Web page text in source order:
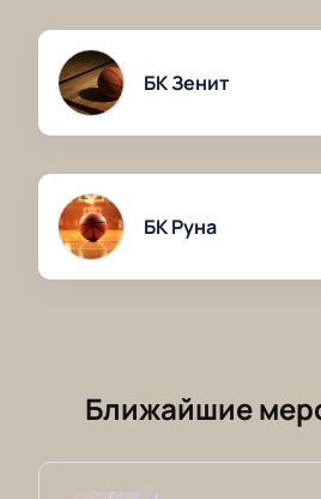
БК Зенит
БК Руна
Ближайшие